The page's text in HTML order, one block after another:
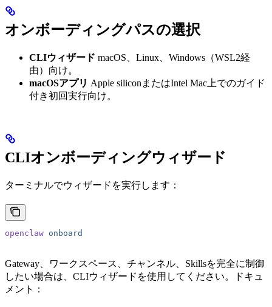
オンボーディングパスの選択
CLIウィザード macOS、Linux、Windows（WSL2経
由）向け。
macOSアプリ Apple siliconまたはIntel Mac上でのガイド
付き初回実行向け。
CLIオンボーディングウィザード
ターミナルでウィザードを実行します：
openclaw onboard
Gateway、ワークスペース、チャンネル、Skillsを完全に制御
したい場合は、CLIウィザードを使用してください。ドキュ
メント：